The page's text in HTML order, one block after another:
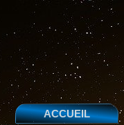
ACCUEIL